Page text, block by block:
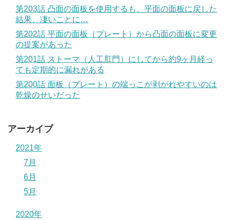
第203話 凸面の面板を使用するも、平面の面板に戻した
結果、凄いことに…
第202話 平面の面板（プレート）から凸面の面板に変更
の提案があった
第201話 ストーマ（人工肛門）にしてから約9ヶ月経っ
ても定期的に漏れがある
第200話 面板（プレート）の端っこが剥がれやすいのは
乾燥のせいだった
アーカイブ
2021年
7月
6月
5月
2020年